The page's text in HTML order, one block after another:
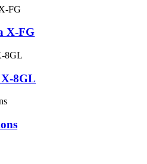
X-FG
8GL